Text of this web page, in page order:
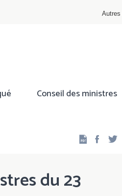
Conseil des ministres
du 23